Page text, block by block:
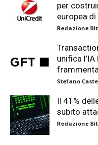
per
europea
Redazione
unifica
Stefano
Il 41%
subito
Redazione